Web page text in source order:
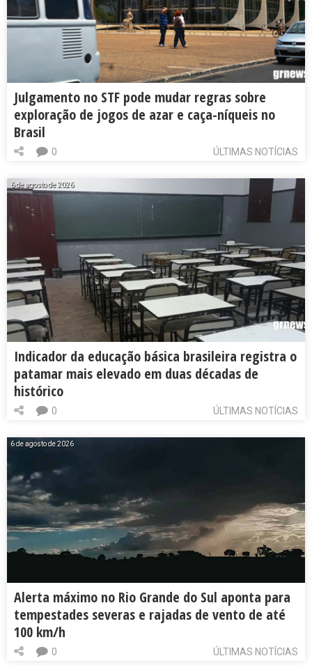
Julgamento no STF pode mudar regras sobre
exploração de jogos de azar e caça-níqueis no
Brasil
ÚLTIMAS NOTÍCIAS
0
6 de agosto de 2026
Indicador da educação básica brasileira registra o
patamar mais elevado em duas décadas de
histórico
ÚLTIMAS NOTÍCIAS
0
6 de agosto de 2026
Alerta máximo no Rio Grande do Sul aponta para
tempestades severas e rajadas de vento de até
100 km/h
ÚLTIMAS NOTÍCIAS
0